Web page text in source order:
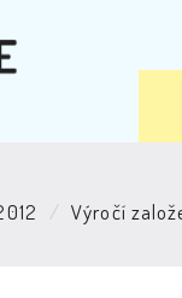
Výročí